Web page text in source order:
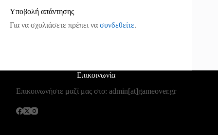
Υποβολή απάντησης
Για να σχολιάσετε πρέπει να συνδεθείτε.
Επικοινωνία
Επικοινωνήστε μαζί μας στο: admin[at]gameover.gr